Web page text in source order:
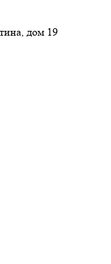
дом 19